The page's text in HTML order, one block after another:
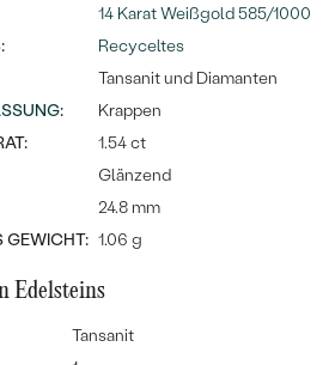
14 Karat Weißgold 585/1000
:
Recyceltes
Tansanit und Diamanten
:
Krappen
1.54 ct
Glänzend
24.8 mm
GEWICHT: 1.06 g
Edelsteins
Tansanit